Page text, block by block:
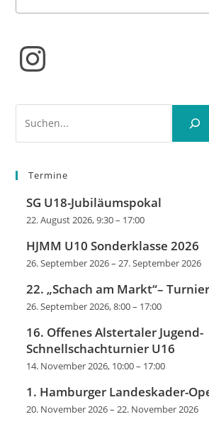
Instagram
Termine
SG U18-Jubiläumspokal
22. August 2026, 9:30– 17:00
HJMM U10 Sonderklasse 2026
26. September 2026–27. September 2026
22. „Schach am Markt“– Turnier
26. September 2026, 8:00– 17:00
16. Offenes Alstertaler Jugend-
Schnellschachturnier U16
14. November 2026, 10:00– 17:00
1. Hamburger Landeskader-
20. November 2026–22. November 2026